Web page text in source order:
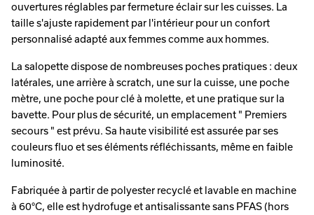
ouvertures réglables par fermeture éclair sur les cuisses. La
taille s'ajuste rapidement par l'intérieur pour un confort
personnalisé adapté aux femmes comme aux hommes.
La salopette dispose de nombreuses poches pratiques : deux
latérales, une arrière à scratch, une sur la cuisse, une poche
mètre, une poche pour clé à molette, et une pratique sur la
bavette. Pour plus de sécurité, un emplacement " Premiers
secours " est prévu. Sa haute visibilité est assurée par ses
couleurs fluo et ses éléments réfléchissants, même en faible
luminosité.
Fabriquée à partir de polyester recyclé et lavable en machine
à 60°C, elle est hydrofuge et antisalissante sans PFAS (hors